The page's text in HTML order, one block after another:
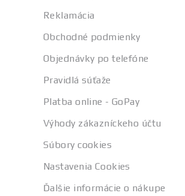
Reklamácia
Obchodné podmienky
Objednávky po telefóne
Pravidlá súťaže
Platba online - GoPay
Výhody zákazníckeho účtu
Súbory cookies
Nastavenia Cookies
Ďalšie informácie o nákupe